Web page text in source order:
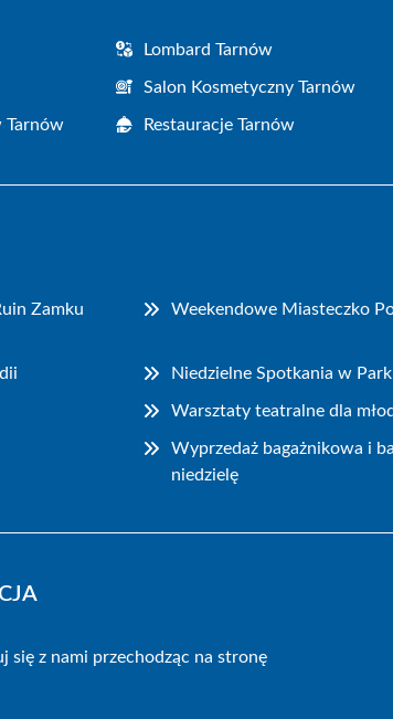
Lombard Tarnów
Salon Kosmetyczny Tarnów
Tarnów Restauracje Tarnów
Zamku
Weekendowe Miasteczko
Niedzielne Spotkania w
Warsztaty teatralne dla
Wyprzedaż bagażnikowa i
niedzielę
się z nami przechodząc na stronę